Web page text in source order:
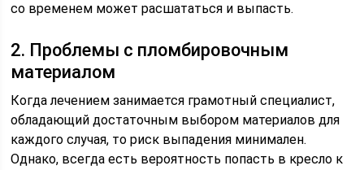
со временем может расшататься и выпасть.
2. Проблемы с пломбировочным
материалом
Когда лечением занимается грамотный специалист,
обладающий достаточным выбором материалов для
каждого случая, то риск выпадения минимален.
Однако, всегда есть вероятность попасть в кресло к